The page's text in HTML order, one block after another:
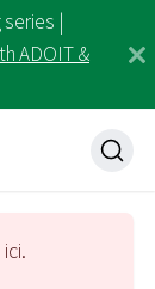
|
ADOIT &
ici.